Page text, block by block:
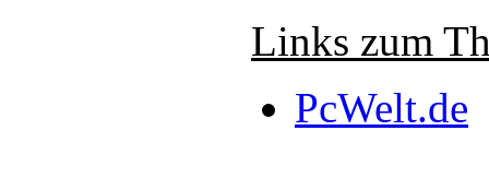
Links zum
PcWelt.de